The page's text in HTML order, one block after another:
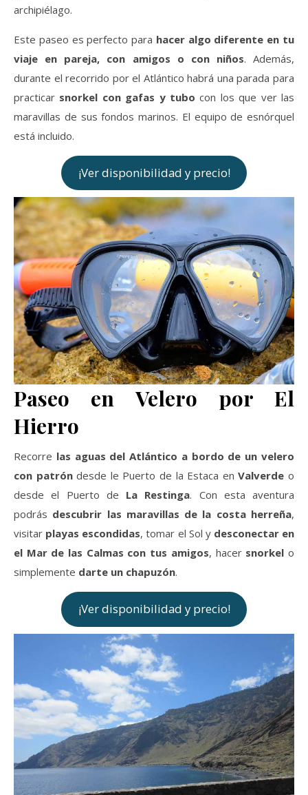
archipiélago.
Este paseo es perfecto para hacer algo diferente en tu
viaje en pareja, con amigos o con niños. Además,
durante el recorrido por el Atlántico habrá una parada para
practicar snorkel con gafas y tubo con los que ver las
maravillas de sus fondos marinos. El equipo de esnórquel
está incluido.
¡Ver disponibilidad y precio!
Paseo en Velero por El
Hierro
Recorre las aguas del Atlántico a bordo de un velero
con patróndesde le Puerto de la Estaca enValverdeo
desde el Puerto de La Restinga. Con esta aventura
podrás descubrir las maravillas de la costa herreña,
visitar playas escondidas, tomar el Sol y desconectar en
el Mar de las Calmas con tus amigos, hacer snorkelo
simplemente darte un chapuzón.
¡Ver disponibilidad y precio!